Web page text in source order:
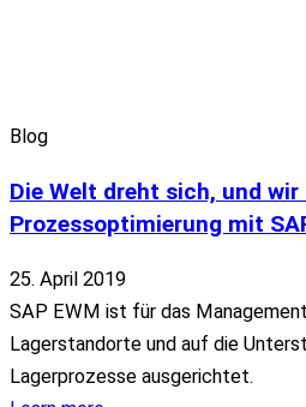
Blog
Die Welt dreht sich, und
Prozessoptimierung mit
25. April 2019
SAP EWM ist für das
Lagerstandorte und auf die
Lagerprozesse ausgerichtet.